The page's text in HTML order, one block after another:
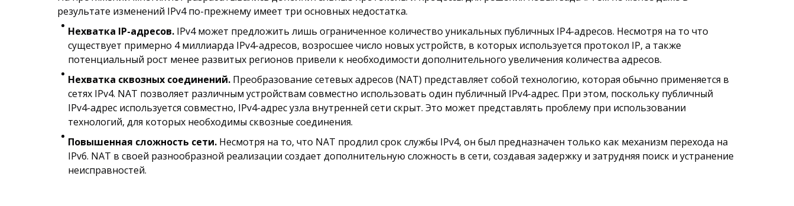
результате изменений IPv4 по-прежнему имеет три основных недостатка.
Нехватка IP-адресов. IPv4 может предложить лишь ограниченное количество уникальных публичных IP4-адресов. Несмотря на то что
существует примерно 4 миллиарда IPv4-адресов, возросшее число новых устройств, в которых используется протокол IP, а также
потенциальный рост менее развитых регионов привели к необходимости дополнительного увеличения количества адресов.
Нехватка сквозных соединений. Преобразование сетевых адресов (NAT) представляет собой технологию, которая обычно применяется в
сетях IPv4. NAT позволяет различным устройствам совместно использовать один публичный IPv4-адрес. При этом, поскольку публичный
IPv4-адрес используется совместно, IPv4-адрес узла внутренней сети скрыт. Это может представлять проблему при использовании
технологий, для которых необходимы сквозные соединения.
Повышенная сложность сети. Несмотря на то, что NAT продлил срок службы IPv4, он был предназначен только как механизм перехода на
IPv6. NAT в своей разнообразной реализации создает дополнительную сложность в сети, создавая задержку и затрудняя поиск и устранение
неисправностей.